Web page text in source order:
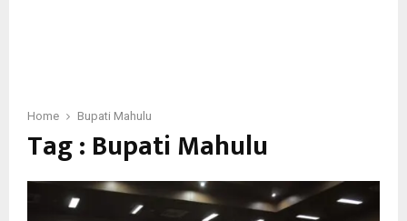
Home Bupati Mahulu
Tag : Bupati Mahulu